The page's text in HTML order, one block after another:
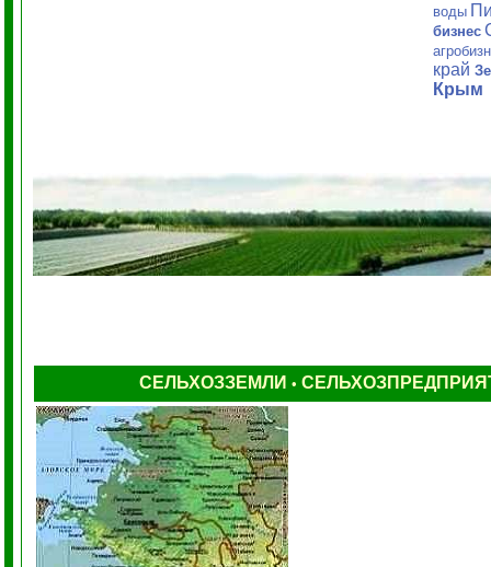
воды
бизнес
край
Крым
СЕЛЬХОЗЗЕМЛИ •